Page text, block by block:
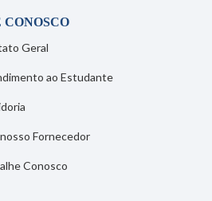
CONOSCO
Geral
ao Estudante
Fornecedor
Conosco